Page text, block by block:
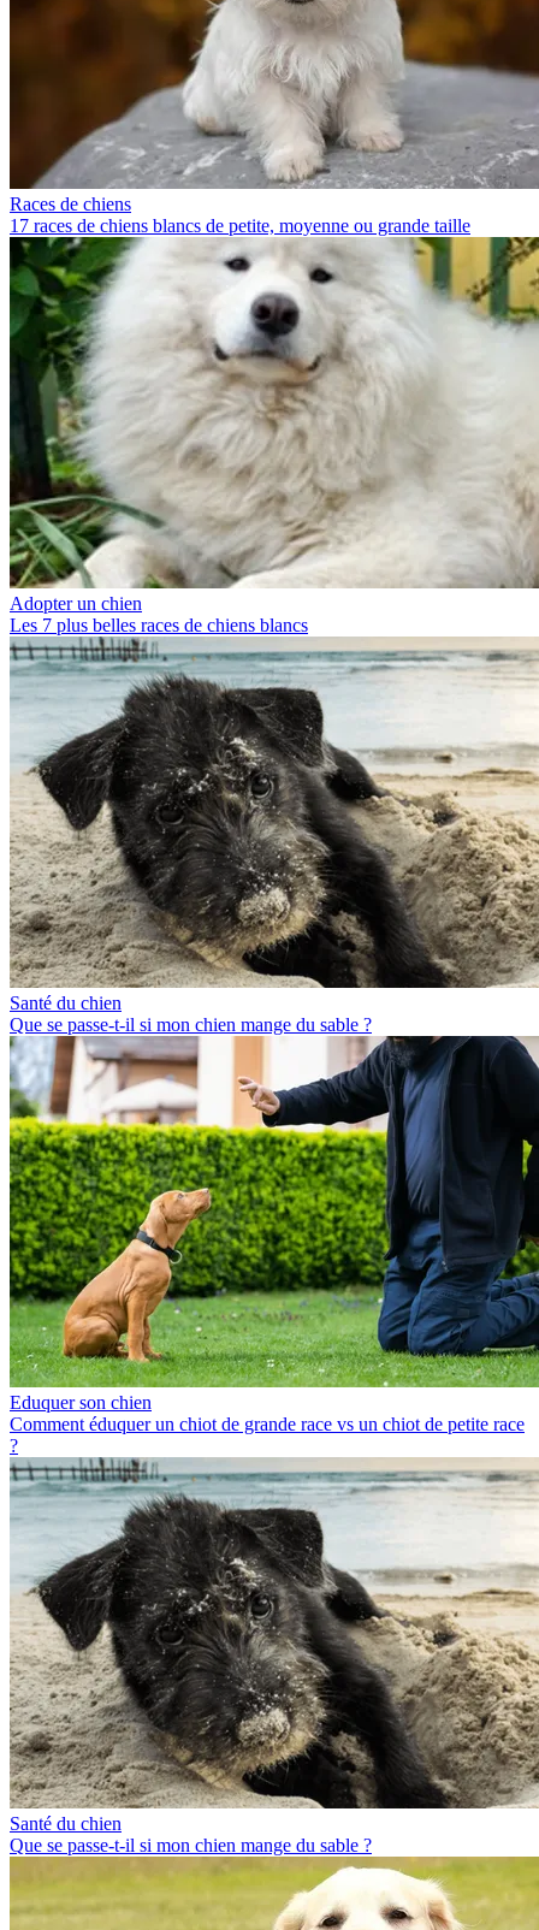
Races de chiens
17 races de chiens blancs de petite, moyenne ou grande taille
Adopter un chien
Les 7 plus belles races de chiens blancs
Santé du chien
Que se passe-t-il si mon chien mange du sable ?
Eduquer son chien
Comment éduquer un chiot de grande race vs un chiot de petite race
?
Santé du chien
Que se passe-t-il si mon chien mange du sable ?